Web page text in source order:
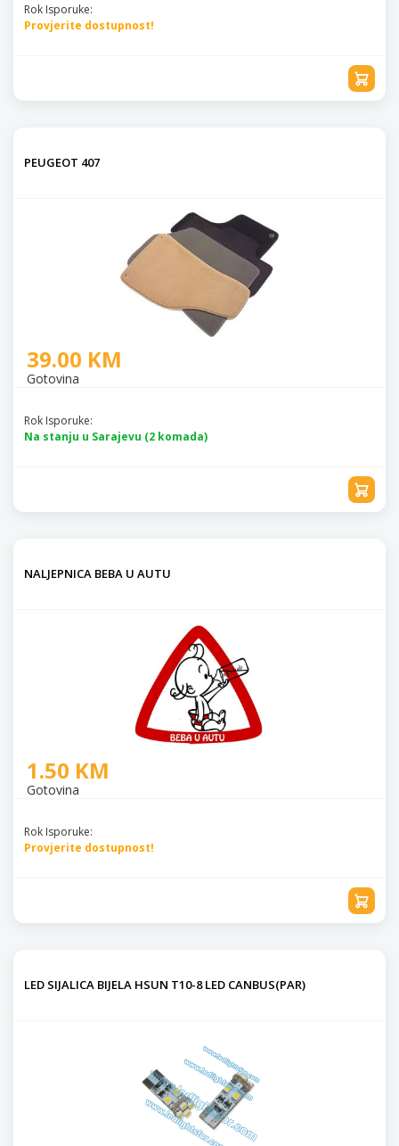
Rok Isporuke:
Provjerite dostupnost!
PEUGEOT 407
39.00 KM
Gotovina
Rok Isporuke:
Na stanju u Sarajevu (2 komada)
NALJEPNICA BEBA U AUTU
1.50 KM
Gotovina
Rok Isporuke:
Provjerite dostupnost!
LED SIJALICA BIJELA HSUN T10-8 LED CANBUS(PAR)